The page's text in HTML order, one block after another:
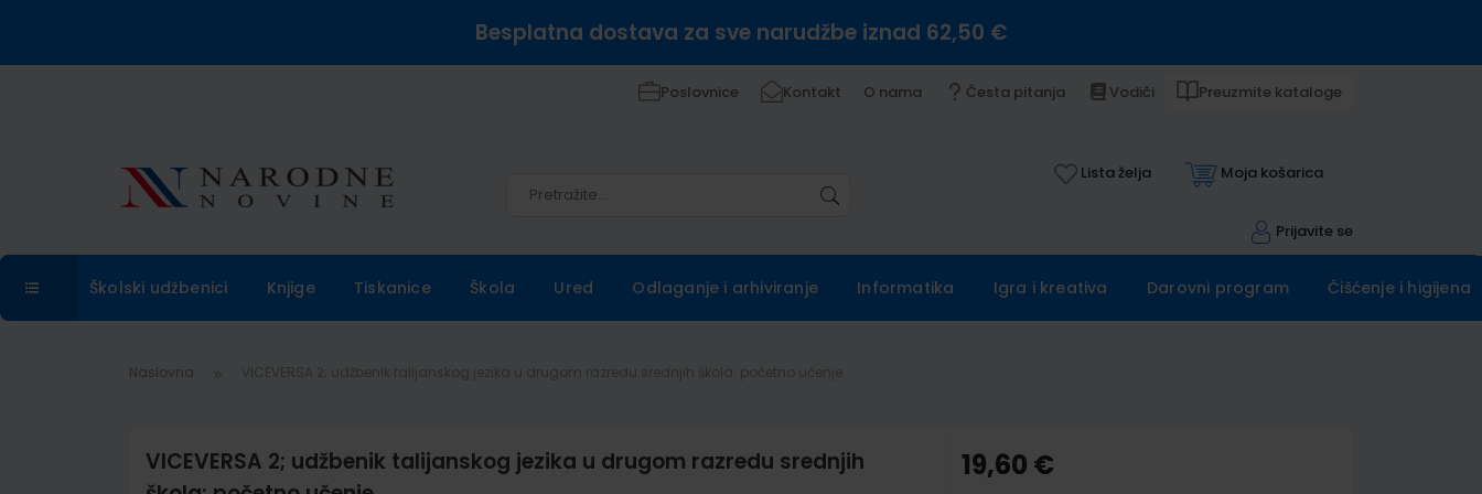
Besplatna dostava za sve narudžbe iznad 62,50 €
Poslovnice Kontakt O nama Česta pitanja Vodiči Preuzmite kataloge
Lista želja Moja košarica
Prijavite se
Školski udžbenici Knjige Tiskanice Škola Ured Odlaganje i arhiviranje Informatika Igra i kreativa Darovni program Čišćenje i higijena
Naslovna
VICEVERSA 2; udžbenik talijanskog jezika u drugom razredu srednjih
19,60 €